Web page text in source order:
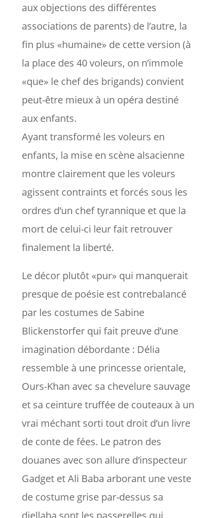
aux objections des différentes
associations de parents) de l’autre, la
fin plus «humaine» de cette version (à
la place des 40 voleurs, on n’immole
«que» le chef des brigands) convient
peut-être mieux à un opéra destiné
aux enfants.
Ayant transformé les voleurs en
enfants, la mise en scène alsacienne
montre clairement que les voleurs
agissent contraints et forcés sous les
ordres d’un chef tyrannique et que la
mort de celui-ci leur fait retrouver
finalement la liberté.
Le décor plutôt «pur» qui manquerait
presque de poésie est contrebalancé
par les costumes de Sabine
Blickenstorfer qui fait preuve d’une
imagination débordante : Délia
ressemble à une princesse orientale,
Ours-Khan avec sa chevelure sauvage
et sa ceinture truffée de couteaux à un
vrai méchant sorti tout droit d’un livre
de conte de fées. Le patron des
douanes avec son allure d’inspecteur
Gadget et Ali Baba arborant une veste
de costume grise par-dessus sa
djellaba sont les passerelles qui